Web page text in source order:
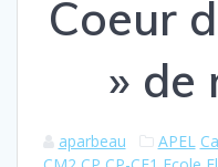
Coeur
» de
aparbeau APEL